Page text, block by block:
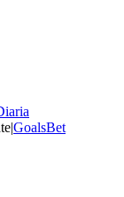
|GoalsBet